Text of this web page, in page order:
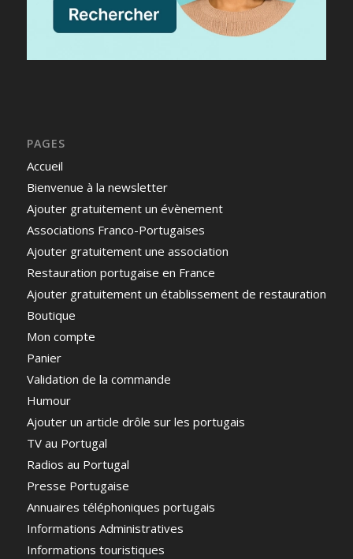
PAGES
Accueil
Bienvenue à la newsletter
Ajouter gratuitement un évènement
Associations Franco-Portugaises
Ajouter gratuitement une association
Restauration portugaise en France
Ajouter gratuitement un établissement de restauration
Boutique
Mon compte
Panier
Validation de la commande
Humour
Ajouter un article drôle sur les portugais
TV au Portugal
Radios au Portugal
Presse Portugaise
Annuaires téléphoniques portugais
Informations Administratives
Informations touristiques